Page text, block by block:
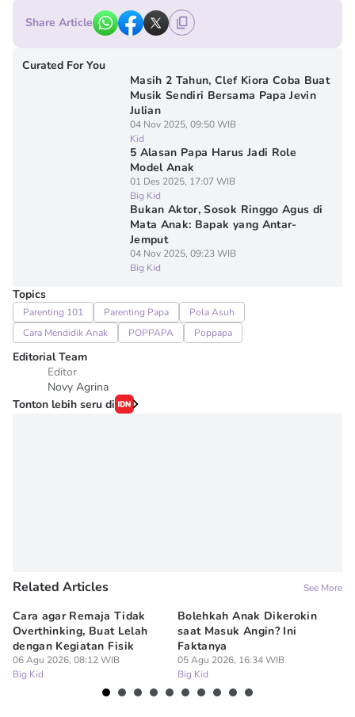
Share Article
Curated For You
Masih 2 Tahun, Clef Kiora Coba Buat
Musik Sendiri Bersama Papa Jevin
Julian
04 Nov 2025, 09:50 WIB
Kid
5 Alasan Papa Harus Jadi Role
Model Anak
01 Des 2025, 17:07 WIB
Big Kid
Bukan Aktor, Sosok Ringgo Agus di
Mata Anak: Bapak yang Antar-
Jemput
04 Nov 2025, 09:23 WIB
Big Kid
Topics
Parenting 101 Parenting Papa
Pola Asuh
Cara Mendidik Anak
POPPAPA Poppapa
Editorial Team
Editor
Novy Agrina
Tonton lebih seru di
Related Articles See More
Cara agar Remaja Tidak
Overthinking, Buat Lelah
dengan Kegiatan Fisik
06 Agu 2026, 08:12 WIB
Big Kid
Bolehkah Anak Dikerokin
saat Masuk Angin? Ini
Faktanya
05 Agu 2026, 16:34 WIB
Big Kid